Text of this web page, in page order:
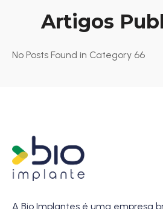
Artigos
No Posts Found in Category 66
A Bio Implantes é uma empresa